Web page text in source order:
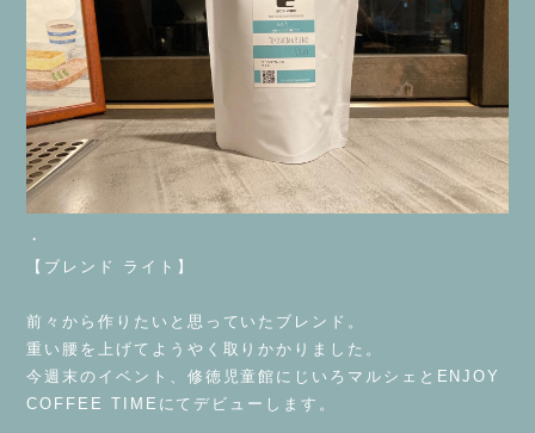
・
【ブレンド ライト】
前々から作りたいと思っていたブレンド。
重い腰を上げてようやく取りかかりました。
今週末のイベント、修徳児童館にじいろマルシェとENJOY
COFFEE TIMEにてデビューします。